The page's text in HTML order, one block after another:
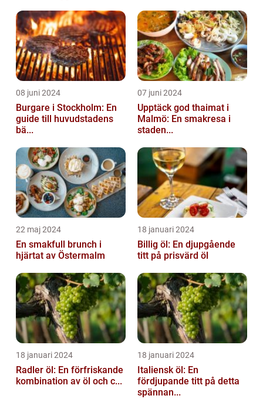
08 juni 2024
Burgare i Stockholm: En
guide till huvudstadens
bä...
07 juni 2024
Upptäck god thaimat i
Malmö: En smakresa i
staden...
22 maj 2024
En smakfull brunch i
hjärtat av Östermalm
18 januari 2024
Billig öl: En djupgående
titt på prisvärd öl
18 januari 2024
Radler öl: En förfriskande
kombination av öl och c...
18 januari 2024
Italiensk öl: En
fördjupande titt på detta
spännan...